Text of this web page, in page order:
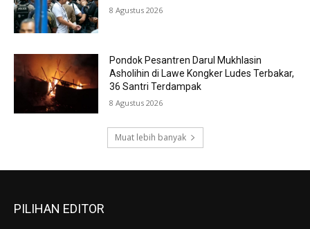
8 Agustus 2026
Pondok Pesantren Darul Mukhlasin
Asholihin di Lawe Kongker Ludes Terbakar,
36 Santri Terdampak
8 Agustus 2026
Muat lebih banyak
PILIHAN EDITOR